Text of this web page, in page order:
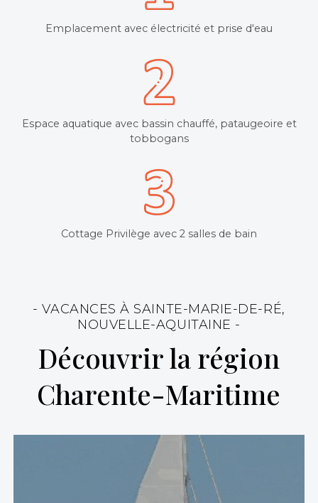
Emplacement avec électricité et prise d'eau
Espace aquatique avec bassin chauffé, pataugeoire et
tobbogans
Cottage Privilège avec 2 salles de bain
- VACANCES À SAINTE-MARIE-DE-RÉ,
NOUVELLE-AQUITAINE -
Découvrir la région
Charente-Maritime